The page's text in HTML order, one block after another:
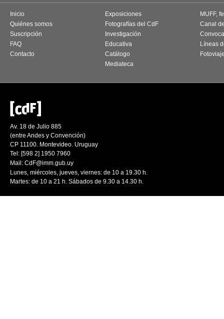
Inicio
Quiénes somos
Suscripción
FAQ
Contacto
Exposiciones
Fotografías del CdF
Investigación
Educativa
Catálogo
Mediateca
MUFF,
Canal
Líneas
Av. 18 de Julio 885
(entre Andes y Convención)
CP 11100. Montevideo. Uruguay
Tel: [598 2] 1950 7960
Mail: CdF@imm.gub.uy
Lunes, miércoles, jueves, viernes: de 10 a 19.30 h.
Martes: de 10 a 21 h. Sábados de 9.30 a 14.30 h.